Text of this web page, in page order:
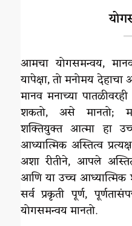
आमचा योगसमन्वय,
यापेक्षा, तो मनोमय
मानव मनाच्या
शकतो, असे मानतो;
शक्तियुक्त आत्मा हा
आध्यात्मिक अस्तित्व
अशा रीतीने, आपले
आणि या उच्च
सर्व प्रकृती पूर्ण,
योगसमन्वय मानतो.